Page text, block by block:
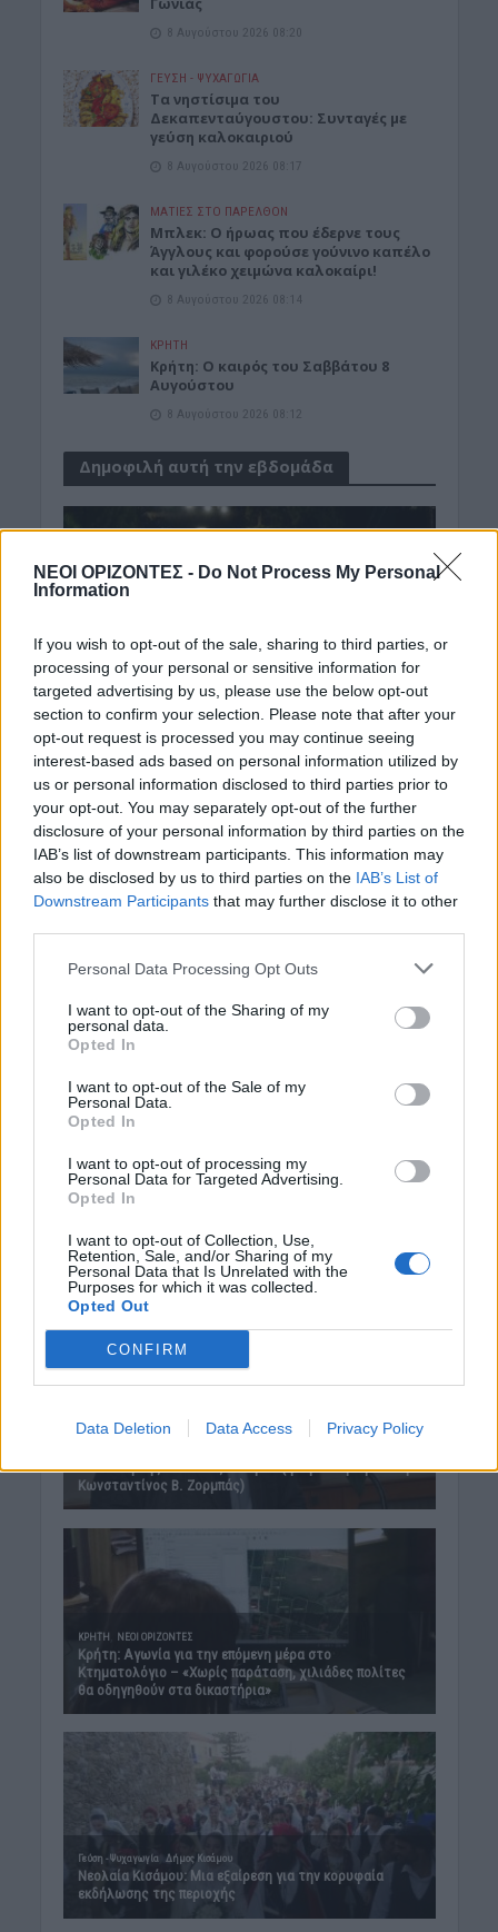
ΝΕΟΙ ΟΡΙΖΟΝΤΕΣ - Do Not Process My Personal
Information
If you wish to opt-out of the sale, sharing to third parties, or
processing of your personal or sensitive information for
targeted advertising by us, please use the below opt-out
section to confirm your selection. Please note that after your
opt-out request is processed you may continue seeing
interest-based ads based on personal information utilized by
us or personal information disclosed to third parties prior to
your opt-out. You may separately opt-out of the further
disclosure of your personal information by third parties on the
IAB’s list of downstream participants. This information may
also be disclosed by us to third parties on the IAB’s List of
Downstream Participants that may further disclose it to other
Personal Data Processing Opt Outs
I want to opt-out of the Sharing of my
personal data.
Opted In
I want to opt-out of the Sale of my
Personal Data.
Opted In
I want to opt-out of processing my
Personal Data for Targeted Advertising.
Opted In
I want to opt-out of Collection, Use,
Retention, Sale, and/or Sharing of my
Personal Data that Is Unrelated with the
Purposes for which it was collected.
Opted Out
CONFIRM
Data Deletion Data Access Privacy Policy
Γωνιάς
8 Αυγούστου 2026 08:20
ΓΕΎΣΗ - ΨΥΧΑΓΩΓΊΑ
Τα νηστίσιμα του
Δεκαπενταύγουστου: Συνταγές με
γεύση καλοκαιριού
8 Αυγούστου 2026 08:17
ΜΑΤΙΕΣ ΣΤΟ ΠΑΡΕΛΘΟΝ
Μπλεκ: O ήρωας που έδερνε τους
Άγγλους και φορούσε γούνινο καπέλο
και γιλέκο χειμώνα καλοκαίρι!
8 Αυγούστου 2026 08:14
ΚΡΗΤΗ
Κρήτη: O καιρός του Σαββάτου 8
Αυγούστου
8 Αυγούστου 2026 08:12
Δημοφιλή αυτή την εβδομάδα